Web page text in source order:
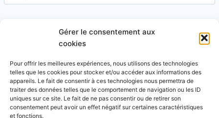
Gérer le consentement aux
cookies
Pour offrir les meilleures expériences, nous utilisons des technologies
telles que les cookies pour stocker et/ou accéder aux informations des
appareils. Le fait de consentir à ces technologies nous permettra de
traiter des données telles que le comportement de navigation ou les ID
uniques sur ce site. Le fait de ne pas consentir ou de retirer son
consentement peut avoir un effet négatif sur certaines caractéristiques
et fonctions.
Ce site utilise Akismet pour réduire les indésirables.